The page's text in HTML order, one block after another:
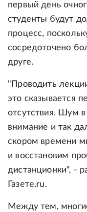
первый день
студенты будут
процесс,
сосредоточено
друге.
"Проводить
это сказывается
отсутствия. Шум в
внимание и так
скором времени
и восстановим
дистанционки", -
Газете.ru.
Между тем,